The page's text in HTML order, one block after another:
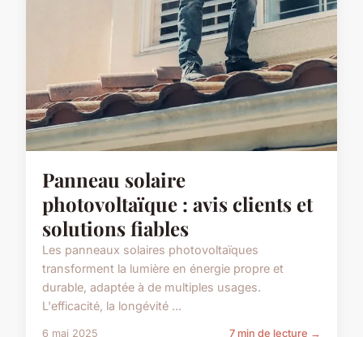
Panneau solaire
photovoltaïque : avis clients et
solutions fiables
Les panneaux solaires photovoltaïques
transforment la lumière en énergie propre et
durable, adaptée à de multiples usages.
L'efficacité, la longévité ...
6 mai 2025 7 min de lecture →